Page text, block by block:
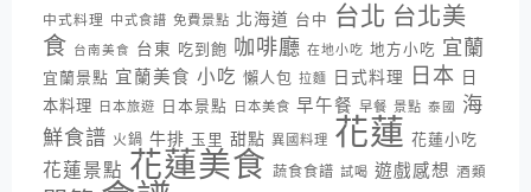
中式料理 中式食譜 免費景點 北海道 台中 台北 台北美
食 台南美食 台東 吃到飽 咖啡廳 在地小吃 地方小吃 宜蘭
宜蘭景點 宜蘭美食 小吃 懶人包 拉麵 日式料理 日本 日
本料理
日本旅遊 日本景點 日本美食 早午餐 早餐 景點 泰國
海
鮮食譜 火鍋 牛排 玉里 甜點 異國料理 花蓮 花蓮小吃
花蓮景點 花蓮美食 蔬食食譜 試喝 遊戲感想 酒類